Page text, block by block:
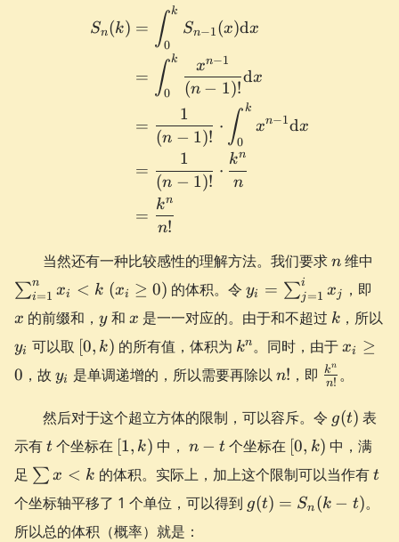
\begin{aligned}
Sn(k) = ∫0
k
Sn−1(x)dx
= ∫0
k
(n − 1)!
xn−1
dx
=
(n − 1)!
1
⋅ ∫0
k
xn−1dx
=
(n − 1)!
1
⋅
n
kn
=
n!
kn
当然还有一种比较感性的理解方法。我们要求n
n 维中
∑i=1
n xi < k (xi ≥ 0) 的体积。令y_{i} =
\sum_{j=1}^{i}
x_{j}
yi = ∑j=1
i xj ，即
x 的前缀和， y
y和 x
x 是一一对应的。由于和不超过 k
k ，所以
y_{i}
yi 可以取 [0,
k)
[0, k) 的所有值，体积为 k^n
kn。同时，由于x_{i}
xi
≥
0 ，故 y_{i}
yi 是单调递增的，所以需要再除以 n!
n! ，即
{n!}
n!
kn 。
然后对于这个超立方体的限制，可以容斥。令 g(t)
g(t) 表
示有t
t 个坐标在 [1,
k)
[1, k) 中， n-
n − t 个坐标在 [0,
k)
[0, k) 中，满
足 \sum
x <
k
∑ x < k 的体积。实际上，加上这个限制可以当作有t
t
个坐标轴平移了 1 个单位，可以得到 g(t)=S_{n}
(k-t)
g(t) = Sn (k − t)。
所以总的体积（概率）就是：